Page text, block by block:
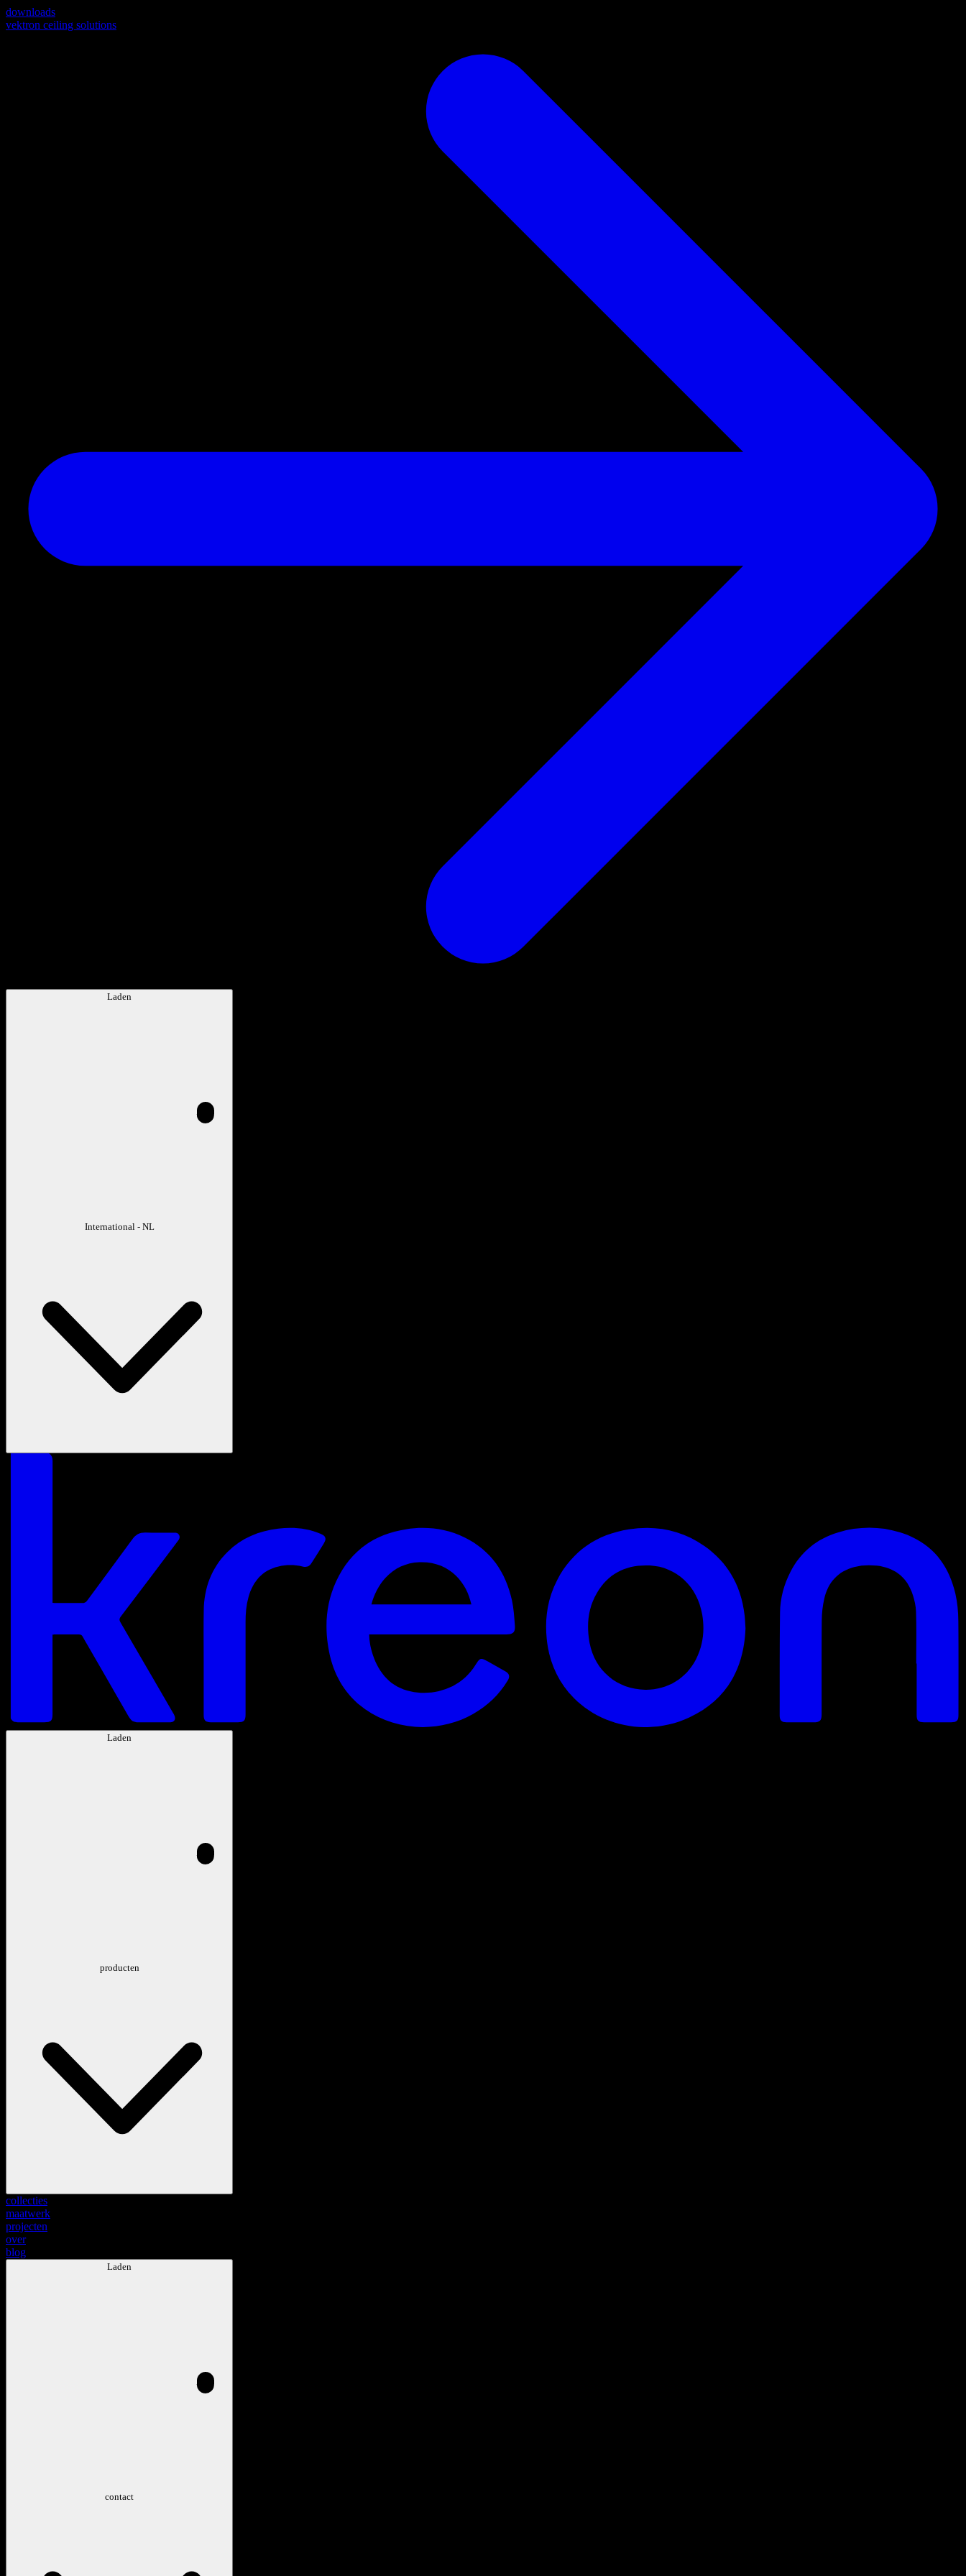
downloads
vektron ceiling solutions
Laden
International - NL
Laden
producten
collecties
maatwerk
projecten
over
blog
Laden
contact